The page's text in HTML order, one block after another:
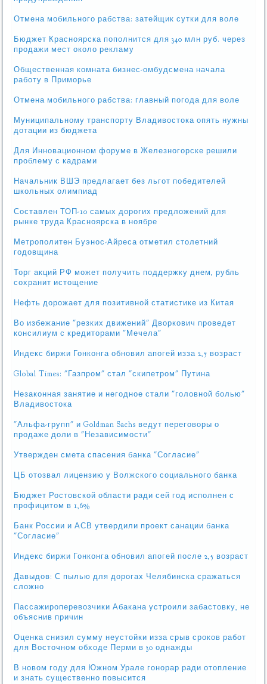
Отмена мобильного рабства: затейщик сутки для воле
Бюджет Красноярска пополнится для 340 млн руб. через
продажи мест около рекламу
Общественная комната бизнес-омбудсмена начала
работу в Приморье
Отмена мобильного рабства: главный погода для воле
Муниципальному транспорту Владивостока опять нужны
дотации из бюджета
Для Инновационном форуме в Железногорске решили
проблему с кадрами
Начальник ВШЭ предлагает без льгот победителей
школьных олимпиад
Составлен ТОП-10 самых дорогих предложений для
рынке труда Красноярска в ноябре
Метрополитен Буэнос-Айреса отметил столетний
годовщина
Торг акций РФ может получить поддержку днем, рубль
сохранит истощение
Нефть дорожает для позитивной статистике из Китая
Во избежание "резких движений" Дворкович проведет
консилиум с кредиторами "Мечела"
Индекс биржи Гонконга обновил апогей изза 2,5 возраст
Global Times: "Газпром" стал "скипетром" Путина
Незаконная занятие и негодное стали "головной болью"
Владивостока
"Альфа-групп" и Goldman Sachs ведут переговоры о
продаже доли в "Независимости"
Утвержден смета спасения банка "Согласие"
ЦБ отозвал лицензию у Волжского социального банка
Бюджет Ростовской области ради сей год исполнен с
профицитом в 1,6%
Банк России и АСВ утвердили проект санации банка
"Согласие"
Индекс биржи Гонконга обновил апогей после 2,5 возраст
Давыдов: С пылью для дорогах Челябинска сражаться
сложно
Пассажироперевозчики Абакана устроили забастовку, не
объяснив причин
Оценка снизил сумму неустойки изза срыв сроков работ
для Восточном обходе Перми в 30 однажды
В новом году для Южном Урале гонорар ради отопление
и знать существенно повысится